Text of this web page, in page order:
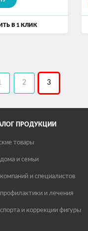
В 1 КЛИК
2 3
ПРОДУКЦИИ
товары
и семьи
и специалистов
и лечения
и коррекции фигуры